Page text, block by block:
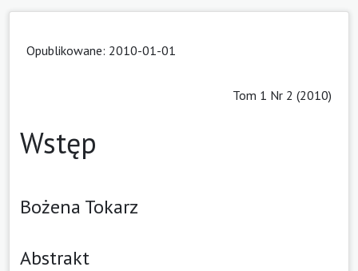
Opublikowane: 2010-01-01
Tom 1 Nr 2 (2010)
Wstęp
Bożena Tokarz
Abstrakt